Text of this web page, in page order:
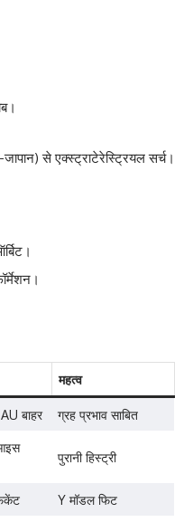
से एक्स्ट्राटेरेस्ट्रियल सर्च।
महत्व
बाहर ग्रह प्रभाव साबित
पुरानी हिस्ट्री
Y मॉडल फिट